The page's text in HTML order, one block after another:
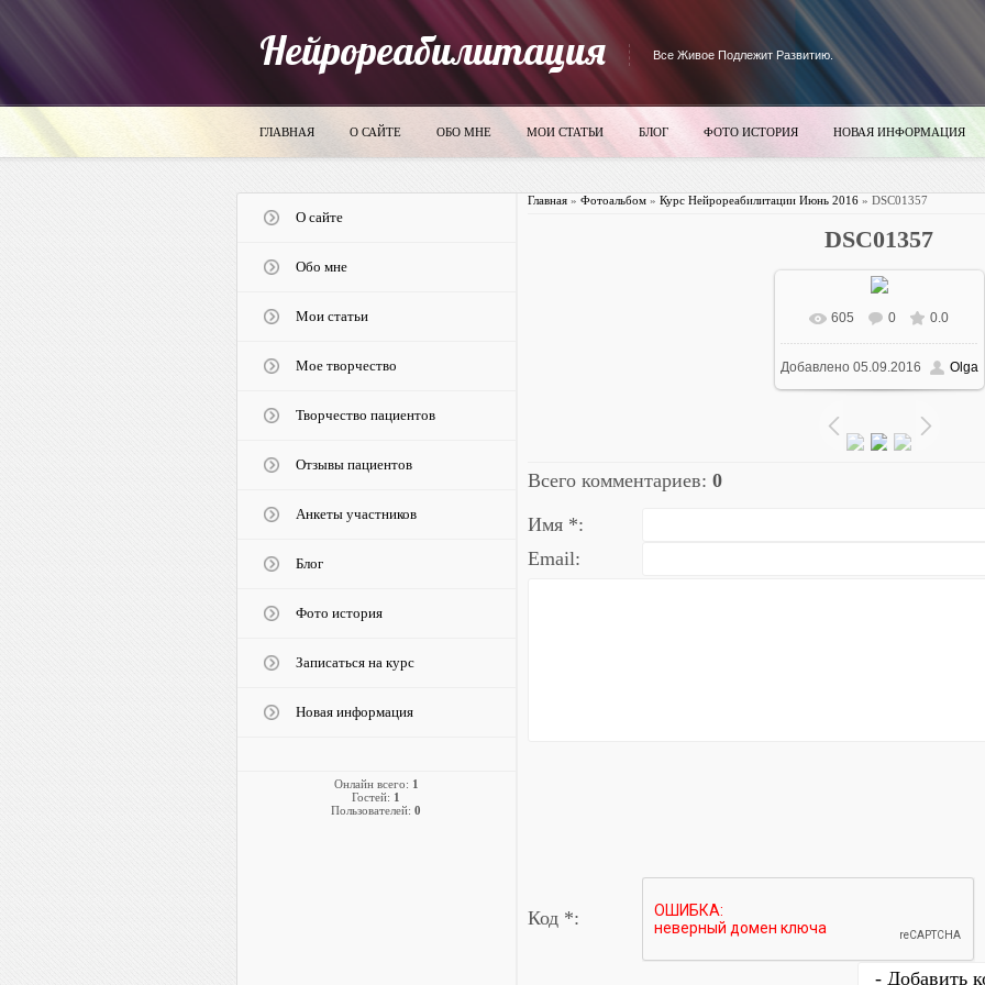
Нейрореабилитация Все Живое Подлежит Развитию.
ГЛАВНАЯ О САЙТЕ ОБО МНЕ МОИ СТАТЬИ БЛОГ ФОТО ИСТОРИЯ НОВАЯ ИНФОРМАЦИЯ
О сайте
Обо мне
Мои статьи
Мое творчество
Творчество пациентов
Отзывы пациентов
Анкеты участников
Блог
Фото история
Записаться на курс
Новая информация
Онлайн всего: 1
Гостей: 1
Пользователей: 0
Главная» Фотоальбом» Курс Нейрореабилитации Июнь 2016» DSC01357
DSC01357
В реальном размере
700x393/ 4178.5Kb
605 0 0.0
Добавлено05.09.2016 Olga
Всего комментариев: 0
Имя *:
Email:
Код *: